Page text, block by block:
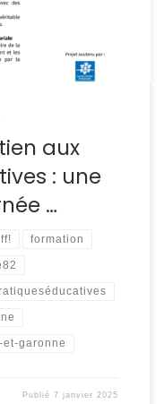
aux
: une
…
formation
et-garonne
Publié7 janvier 2025